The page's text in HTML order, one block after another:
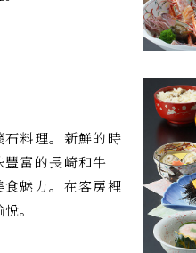
料理。新鮮的時
富的長崎和牛
魅力。在客房裡
。